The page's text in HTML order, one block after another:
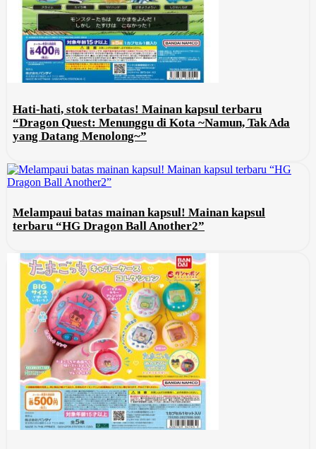
Hati-hati, stok terbatas! Mainan kapsul terbaru
“Dragon Quest: Menunggu di Kota ~Namun, Tak Ada
yang Datang Menolong~”
Melampaui batas mainan kapsul! Mainan kapsul
terbaru “HG Dragon Ball Another2”